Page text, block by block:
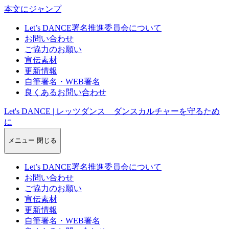
本文にジャンプ
Let’s DANCE署名推進委員会について
お問い合わせ
ご協力のお願い
宣伝素材
更新情報
自筆署名・WEB署名
良くあるお問い合わせ
Let's DANCE | レッツダンス ダンスカルチャーを守るため
に
メニュー 閉じる
Let’s DANCE署名推進委員会について
お問い合わせ
ご協力のお願い
宣伝素材
更新情報
自筆署名・WEB署名